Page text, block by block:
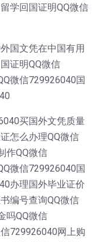
学回国证明QQ微信
国文凭在中国有用
证明QQ微信
微信729926040国
买国外文凭质量
怎么办理QQ微信
作QQ微信
微信729926040国
办理国外毕业证价
编号查询QQ微信
吗QQ微信
729926040网上购